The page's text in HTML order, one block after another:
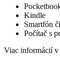
Kindle
Smartfón
Počítač s
Viac informácií v